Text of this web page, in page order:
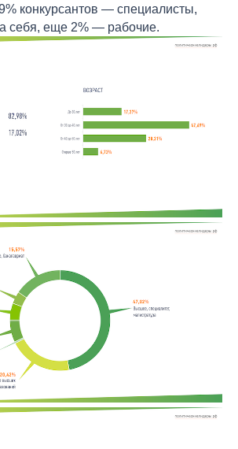
конкурсантов — специалисты,
себя, еще 2% — рабочие.